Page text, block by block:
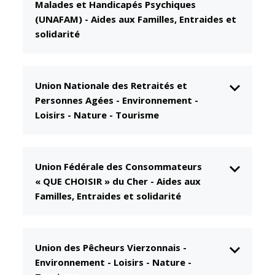
CCAS
Conseil
L'EHPAD
Autonomie
Centre de
santé
Établissements
de soins
Culture
Théâtre Mac-
Nab / La
Ateliers arts
plastiques
Not'île
Découvrir
Malades et Handicapés Psychiques
(UNAFAM) -Aides aux Familles, Entraides et
solidarité
Union Nationale des Retraités et
Personnes Agées - Environnement -
Loisirs - Nature - Tourisme
Union Fédérale des Consommateurs
« QUE CHOISIR » du Cher -Aides aux
Familles, Entraides et solidarité
Union des Pêcheurs Vierzonnais -
Environnement - Loisirs - Nature -